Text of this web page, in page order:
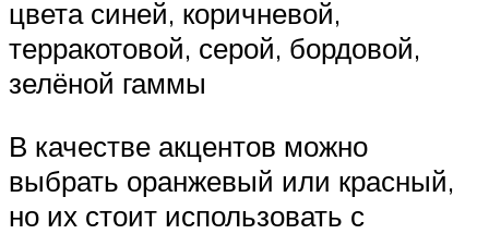
цвета синей, коричневой,
терракотовой, серой, бордовой,
зелёной гаммы
В качестве акцентов можно
выбрать оранжевый или красный,
но их стоит использовать с